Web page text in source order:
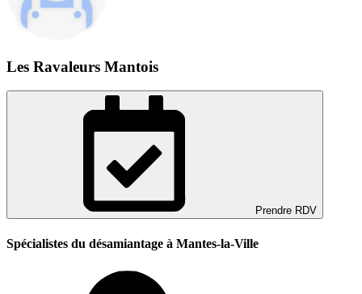
Les Ravaleurs Mantois
Prendre RDV
Spécialistes du désamiantage à Mantes-la-Ville